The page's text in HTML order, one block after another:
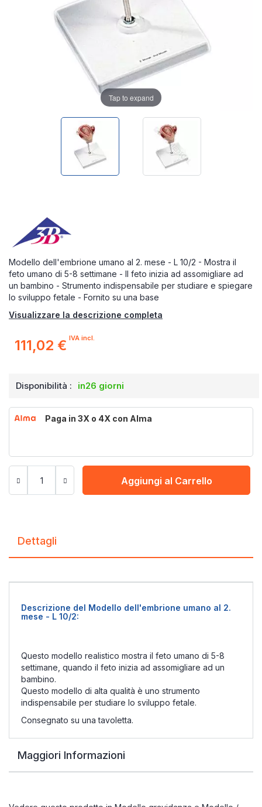
Modello dell'embrione umano al 2. mese - L 10/2 - Mostra il
feto umano di 5-8 settimane - Il feto inizia ad assomigliare ad
un bambino - Strumento indispensabile per studiare e spiegare
lo sviluppo fetale - Fornito su una base
Visualizzare la descrizione completa
111,02 € IVA incl.
Disponibilità : in26 giorni
Paga in 3X o 4X con Alma
Aggiungi al Carrello
Tap to expand
Dettagli
Descrizione del Modello dell'embrione umano al 2.
mese - L 10/2:
Questo modello realistico mostra il feto umano di 5-8
settimane, quando il feto inizia ad assomigliare ad un
bambino.
Questo modello di alta qualità è uno strumento
indispensabile per studiare lo sviluppo fetale.
Consegnato su una tavoletta.
Maggiori Informazioni